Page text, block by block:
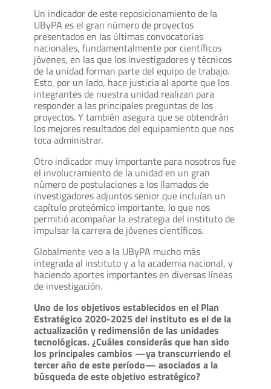
Un indicador de este reposicionamiento de la
UByPA es el gran número de proyectos
presentados en las últimas convocatorias
nacionales, fundamentalmente por científicos
jóvenes, en las que los investigadores y técnicos
de la unidad forman parte del equipo de trabajo.
Esto, por un lado, hace justicia al aporte que los
integrantes de nuestra unidad realizan para
responder a las principales preguntas de los
proyectos. Y también asegura que se obtendrán
los mejores resultados del equipamiento que nos
toca administrar.
Otro indicador muy importante para nosotros fue
el involucramiento de la unidad en un gran
número de postulaciones a los llamados de
investigadores adjuntos senior que incluían un
capítulo proteómico importante, lo que nos
permitió acompañar la estrategia del instituto de
impulsar la carrera de jóvenes científicos.
Globalmente veo a la UByPA mucho más
integrada al instituto y a la academia nacional, y
haciendo aportes importantes en diversas líneas
de investigación.
Uno de los objetivos establecidos en el Plan
Estratégico 2020-2025 del instituto es el de la
actualización y redimensión de las unidades
tecnológicas. ¿Cuáles considerás que han sido
los principales cambios —ya transcurriendo el
tercer año de este período— asociados a la
búsqueda de este objetivo estratégico?